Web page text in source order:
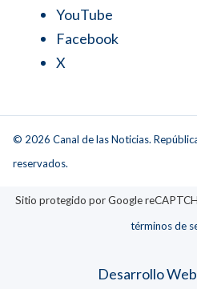
YouTube
Facebook
X
© 2026 Canal de las Noticias.
reservados.
Sitio protegido por Google
términos de
Desarrollo